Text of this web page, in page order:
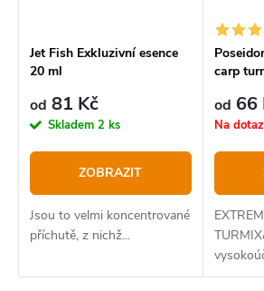
Jet Fish Exkluzivní esence
20 ml
od 81 Kč
Skladem 2 ks
ZOBRAZIT
Jsou to velmi koncentrované
příchutě, z nichž...
carp
od 66
Na dotaz
aditiva.